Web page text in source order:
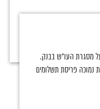
מסגרת העו"ש בבנק.
נמוכה פריסת תשלומים